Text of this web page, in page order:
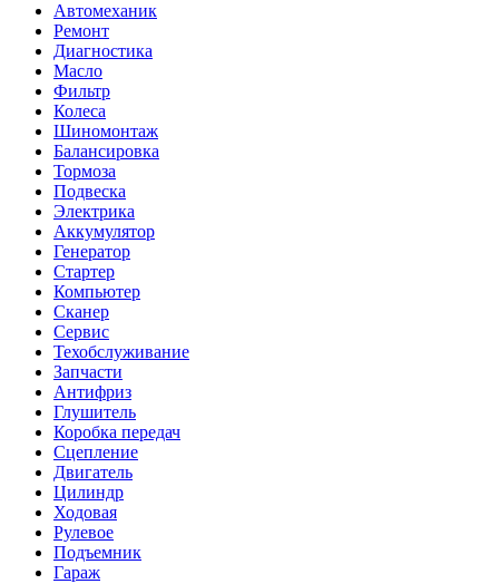
Автомеханик
Ремонт
Диагностика
Масло
Фильтр
Колеса
Шиномонтаж
Балансировка
Тормоза
Подвеска
Электрика
Аккумулятор
Генератор
Стартер
Компьютер
Сканер
Сервис
Техобслуживание
Запчасти
Антифриз
Глушитель
Коробка передач
Сцепление
Двигатель
Цилиндр
Ходовая
Рулевое
Подъемник
Гараж